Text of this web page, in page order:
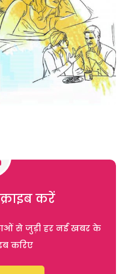
करें
से जुड़ी हर नई खबर के
करिए